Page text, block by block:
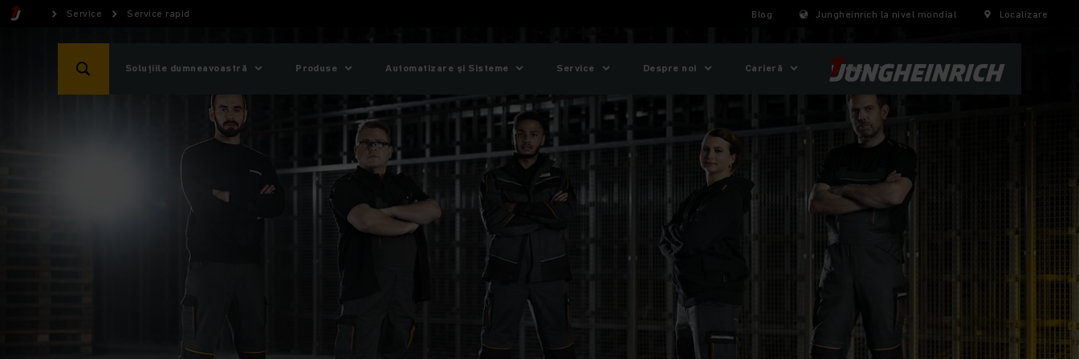
Service Service rapid Blog Jungheinrich la nivel mondial Localizare
Soluțiile dumneavoastră Produse Automatizare și Sisteme Service Despre noi Carieră Magazin